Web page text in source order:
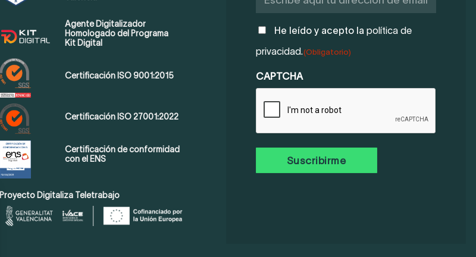
Agente Digitalizador
Homologado del Programa
Kit Digital
Certificación ISO 9001:2015
Certificación ISO 27001:2022
Certificación de conformidad
con el ENS
Proyecto Digitaliza Teletrabajo
POLÍTICA
PRIVACIDAD
(OBLIGATORIO)
He leído y acepto la política de
privacidad.(Obligatorio)
CAPTCHA